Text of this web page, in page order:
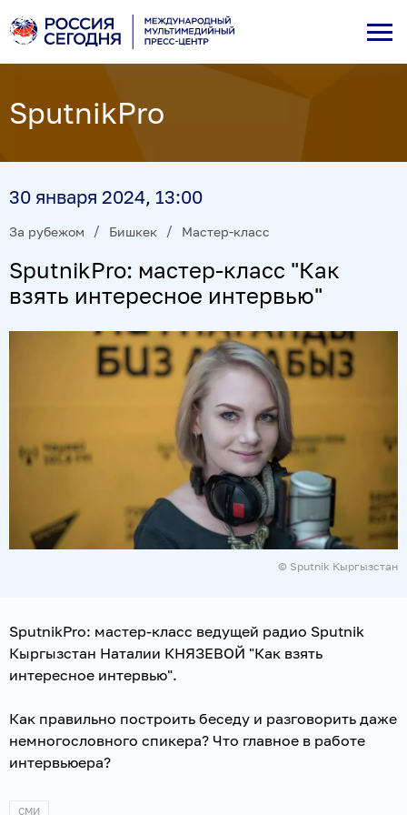
SputnikPro
30 января 2024, 13:00
За рубежом Бишкек Мастер-класс
SputnikPro: мастер-класс "Как
взять интересное интервью"
© Sputnik Кыргызстан
SputnikPro: мастер-класс ведущей радио Sputnik
Кыргызстан Наталии КНЯЗЕВОЙ "Как взять
интересное интервью".
Как правильно построить беседу и разговорить даже
немногословного спикера? Что главное в работе
интервьюера?
СМИ